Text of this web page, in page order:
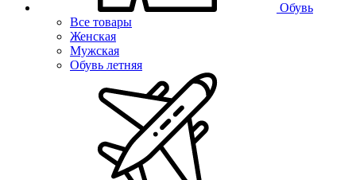
Обувь
Все товары
Женская
Мужская
Обувь летняя